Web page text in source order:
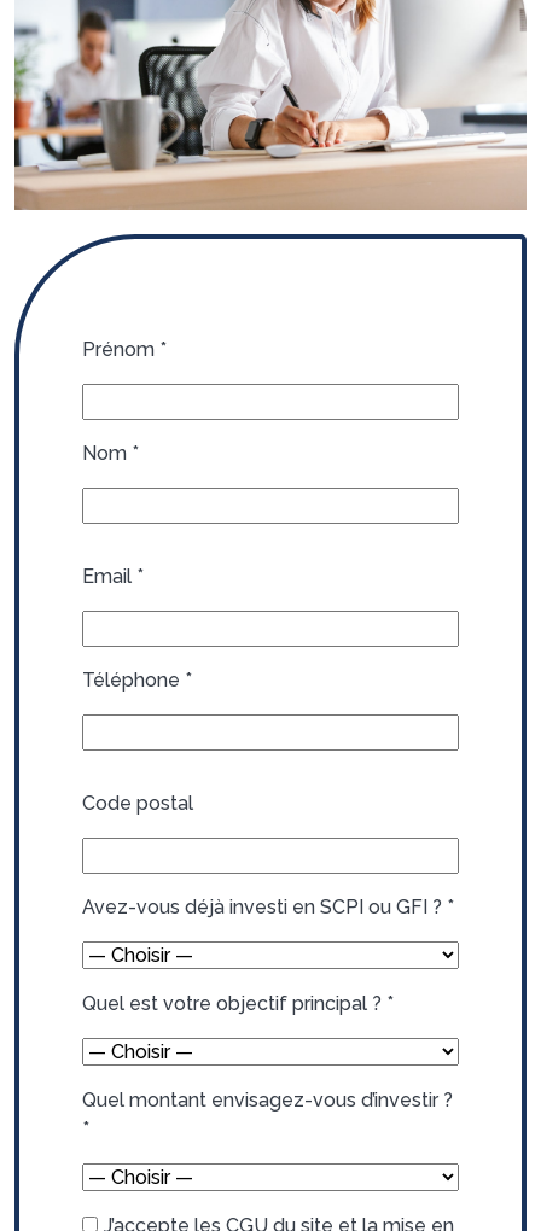
Prénom *
Nom *
Email *
Téléphone *
Code postal
Avez-vous déjà investi en SCPI ou GFI ? *
Quel est votre objectif principal ? *
Quel montant envisagez-vous d’investir ?
*
J’accepte les CGU du site et la mise en